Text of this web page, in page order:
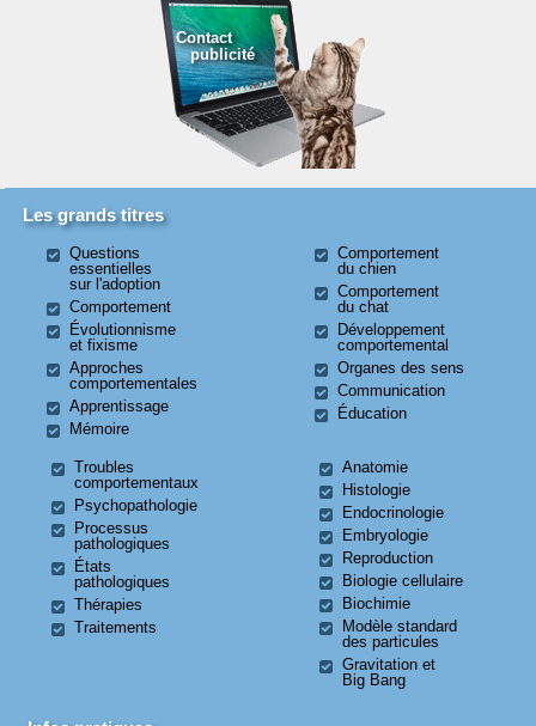
Contact
publicité
Les grands titres
Questions
essentielles
sur l'adoption
Comportement
Évolutionnisme
et fixisme
Approches
comportementales
Apprentissage
Mémoire
Comportement
du chien
Comportement
du chat
Développement
comportemental
Organes des sens
Communication
Éducation
Troubles
comportementaux
Psychopathologie
Processus
pathologiques
États
pathologiques
Thérapies
Traitements
Anatomie
Histologie
Endocrinologie
Embryologie
Reproduction
Biologie cellulaire
Biochimie
Modèle standard
des particules
Gravitation et
Big Bang